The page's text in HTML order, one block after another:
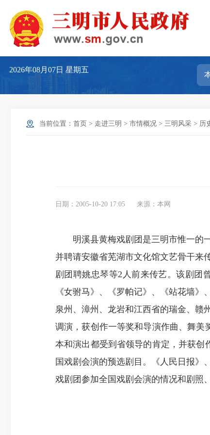
2026年08月07日星期五
当前位置： 首页 > 走进三明 > 市情概况 > 三明风采 > 历
日期：2005-10-20 17:05 来源：本网
明溪县黄梅戏剧团是三明市惟一的一
并聘请安徽省芜湖市文化馆文艺骨干来
剧团聘姚忠琴等2人前来传艺。该剧团
《女驸马》、《罗帕记》、《站花墙
泉州、漳州、龙岩和江西省的瑞金、赣
调演，获创作一等奖和导演作曲、舞美
本和演出都受到省领导的肯定，并获创
国戏剧会演的预选剧目。《人民日报》
戏剧团参加全国戏剧会演的情况和剧照